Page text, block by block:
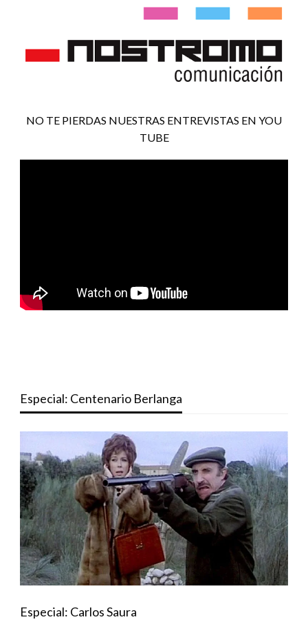
NO TE PIERDAS NUESTRAS ENTREVISTAS EN YOU
TUBE
Especial: Centenario Berlanga
Especial: Carlos Saura